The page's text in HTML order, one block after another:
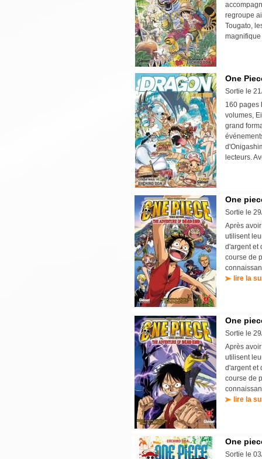
regroupe
Tougato,
One
Sortie le
160 pages
volumes,
grand
lecteurs.
One
Sortie le
Après
utilisent
d'argent et
course de
lire la
One
Sortie le
Après
utilisent
d'argent et
course de
lire la
One
Sortie le